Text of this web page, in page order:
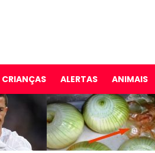
CRIANÇAS ALERTAS ANIMAIS